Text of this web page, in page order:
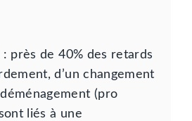
près de 40% des retards
d’un changement
(pro
liés à une